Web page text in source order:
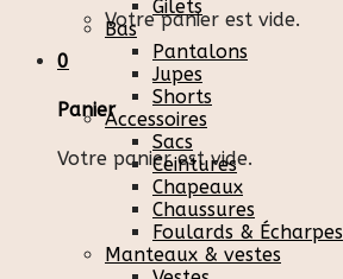
Votre panier est vide.
0
Panier
Votre panier est vide.
Gilets
Bas
Pantalons
Jupes
Shorts
Accessoires
Sacs
Ceintures
Chapeaux
Chaussures
Foulards & Écharpes
Manteaux & vestes